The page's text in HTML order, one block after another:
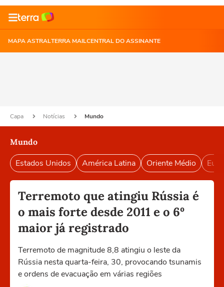
MAPA ASTRALTERRA MAILCENTRAL DO ASSINANTE
Capa Notícias Mundo
Mundo
Estados Unidos América Latina Oriente Médio
Terremoto que atingiu Rússia é
o mais forte desde 2011 e o 6º
maior já registrado
Terremoto de magnitude 8,8 atingiu o leste da
Rússia nesta quarta-feira, 30, provocando tsunamis
e ordens de evacuação em várias regiões